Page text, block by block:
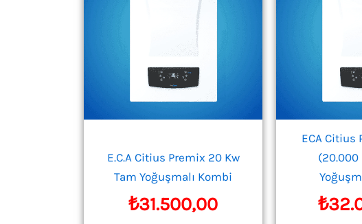
E.C.A Citius Premix 20 Kw
Tam Yoğuşmalı Kombi
₺31.500,00
ECA Citius
(20.000
₺